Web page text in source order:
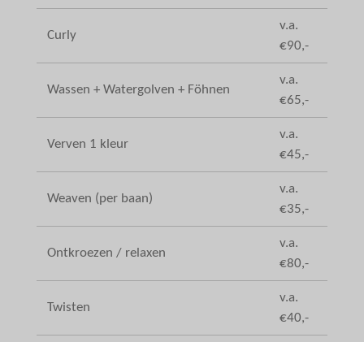
Curly
v.a.
€90,-
Wassen + Watergolven + Föhnen
v.a.
€65,-
Verven 1 kleur
v.a.
€45,-
Weaven (per baan)
v.a.
€35,-
Ontkroezen / relaxen
v.a.
€80,-
Twisten
v.a.
€40,-